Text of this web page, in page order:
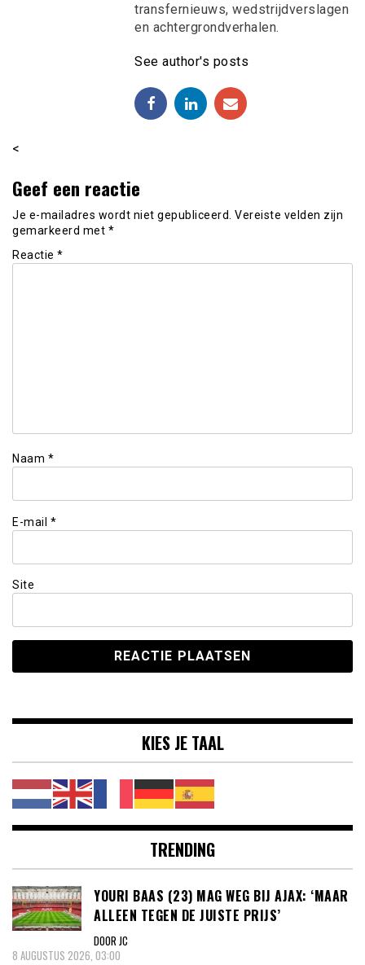
transfernieuws, wedstrijdverslagen
en achtergrondverhalen.
See author's posts
<
Geef een reactie
Je e-mailadres wordt niet gepubliceerd. Vereiste velden zijn
gemarkeerd met *
Reactie *
Naam *
E-mail *
Site
KIES JE TAAL
TRENDING
YOURI BAAS (23) MAG WEG BIJ AJAX: ‘MAAR
ALLEEN TEGEN DE JUISTE PRIJS’
DOOR JC
8 AUGUSTUS 2026, 03:00